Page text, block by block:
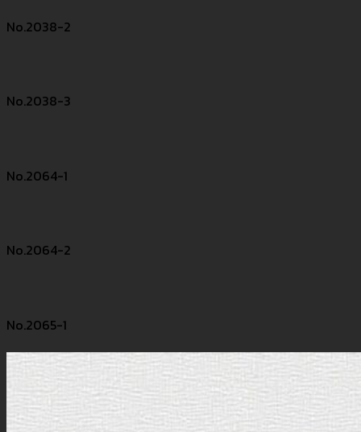
No.2038-2
No.2038-3
No.2064-1
No.2064-2
No.2065-1